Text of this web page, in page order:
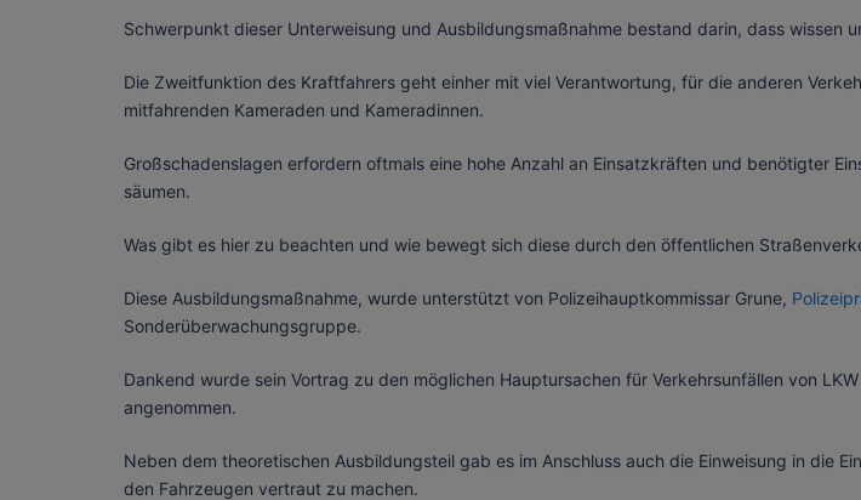
Schwerpunkt dieser Unterweisung und Ausbildungsmaßnahme bestand darin, dass wissen
Die Zweitfunktion des Kraftfahrers geht einher mit viel Verantwortung, für die anderen
mitfahrenden Kameraden und Kameradinnen.
Großschadenslagen erfordern oftmals eine hohe Anzahl an Einsatzkräften und benötigter
säumen.
Was gibt es hier zu beachten und wie bewegt sich diese durch den öffentlichen
Diese Ausbildungsmaßnahme, wurde unterstützt von Polizeihauptkommissar Grune,
Sonderüberwachungsgruppe.
Dankend wurde sein Vortrag zu den möglichen Hauptursachen für Verkehrsunfällen von
angenommen.
Neben dem theoretischen Ausbildungsteil gab es im Anschluss auch die Einweisung in die
den Fahrzeugen vertraut zu machen.